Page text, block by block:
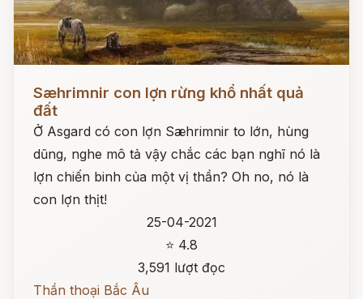
Sæhrimnir con lợn rừng khổ nhất quả
đất
Ở Asgard có con lợn Sæhrimnir to lớn, hùng
dũng, nghe mô tả vậy chắc các bạn nghĩ nó là
lợn chiến binh của một vị thần? Oh no, nó là
con lợn thịt!
25-04-2021
⭐ 4.8
3,591 lượt đọc
Thần thoại Bắc Âu